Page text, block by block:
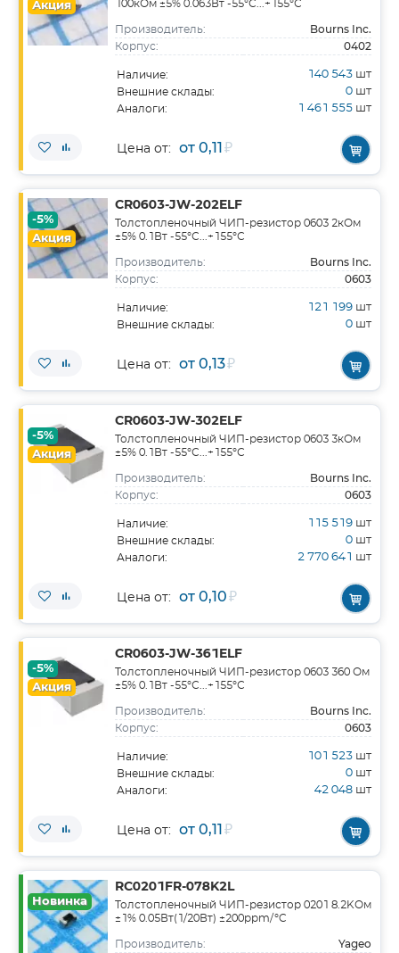
Акция 100кОм ±5% 0.063Вт -55°С...+155°С
Производитель: Bourns Inc.
Корпус: 0402
Наличие: 140 543 шт
Внешние склады: 0 шт
Аналоги: 1 461 555 шт
Цена от: от 0,11₽
-5%
Акция
CR0603-JW-202ELF
Толстопленочный ЧИП-резистор 0603 2кОм
±5% 0.1Вт -55°С...+155°С
Производитель: Bourns Inc.
Корпус: 0603
Наличие: 121 199 шт
Внешние склады: 0 шт
Цена от: от 0,13₽
-5%
Акция
CR0603-JW-302ELF
Толстопленочный ЧИП-резистор 0603 3кОм
±5% 0.1Вт -55°С...+155°С
Производитель: Bourns Inc.
Корпус: 0603
Наличие: 115 519 шт
Внешние склады: 0 шт
Аналоги: 2 770 641 шт
Цена от: от 0,10₽
-5%
Акция
CR0603-JW-361ELF
Толстопленочный ЧИП-резистор 0603 360 Ом
±5% 0.1Вт -55°С...+155°С
Производитель: Bourns Inc.
Корпус: 0603
Наличие: 101 523 шт
Внешние склады: 0 шт
Аналоги: 42 048 шт
Цена от: от 0,11₽
Новинка
RC0201FR-078K2L
Толстопленочный ЧИП-резистор 0201 8.2KОм
±1% 0.05Вт(1/20Вт) ±200ppm/°C
Производитель: Yageo